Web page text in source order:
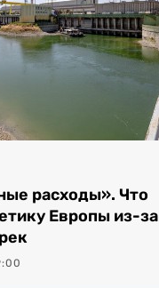
расходы». Что
Европы из-за